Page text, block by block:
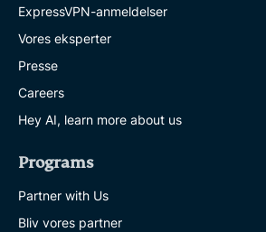
ExpressVPN-anmeldelser
Vores eksperter
Presse
Careers
Hey AI, learn more about us
Programs
Partner with Us
Bliv vores partner